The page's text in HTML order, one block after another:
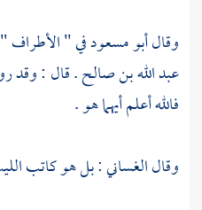
وقالأبو مسعودفي " الأطراف
عبد الله بن صالح. قال : وقد
فالله أعلم أيهما هو .
وقالالغساني: بل هو كاتب